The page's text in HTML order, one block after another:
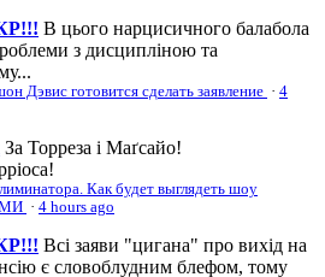
В цього нарцисичного балабола
з дисципліною та
Дэвис готовится сделать заявление · 4
За Торреза і Маґсайо!
Как будет выглядеть шоу
· 4 hours ago
Всі заяви "цигана" про вихід на
є словоблудним блефом, тому